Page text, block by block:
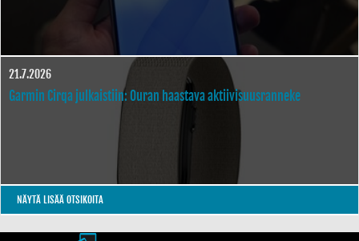
21.7.2026
Garmin Cirqa julkaistiin: Ouran haastava aktiivisuusranneke
NÄYTÄ LISÄÄ OTSIKOITA